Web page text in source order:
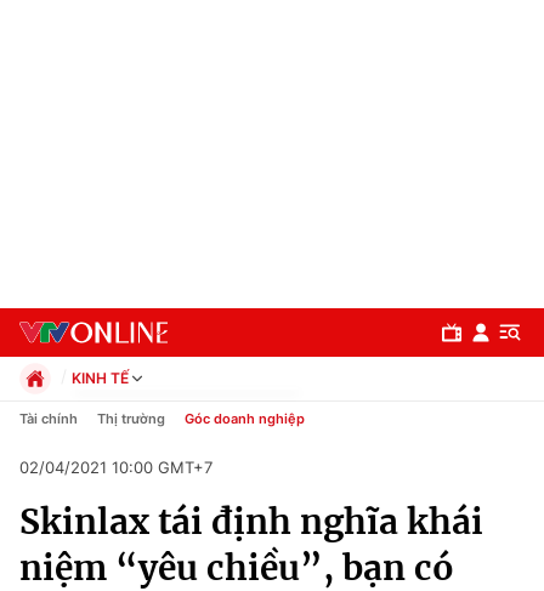
Chuyên mục
Chính trị
KINH TẾ
Chính trị
Pháp luật
Kinh tế
Thể thao
Truyền hình
Tài chính Thị trường Góc doanh nghiệp
02/04/2021 10:00 GMT+7
Skinlax tái định nghĩa khái
niệm “yêu chiều”, bạn có